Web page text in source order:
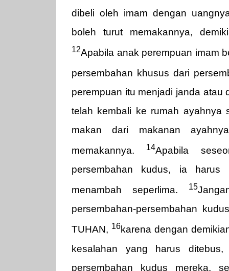
dibeli oleh imam dengan
boleh turut memakannya,
12Apabila anak perempuan imam
persembahan khusus dari
perempuan itu menjadi janda atau
telah kembali ke rumah ayahnya
makan dari makanan
memakannya.
14Apabila
persembahan kudus, ia harus
menambah seperlima.
15
persembahan-persembahan
TUHAN, 16karena dengan
kesalahan yang harus ditebus,
persembahan kudus mereka,